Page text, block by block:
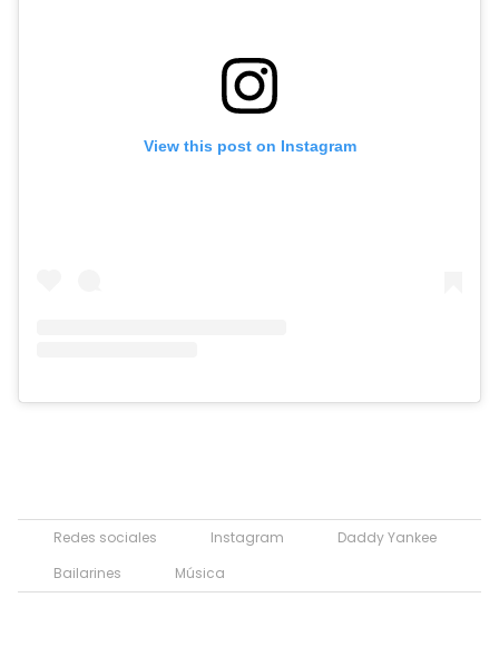
View this post on Instagram
Redes sociales Instagram
Daddy Yankee
Bailarines
Música